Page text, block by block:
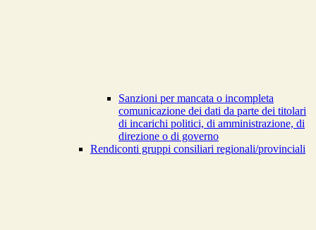
Sanzioni per mancata o incompleta
comunicazione dei dati da parte dei titolari
di incarichi politici, di amministrazione, di
direzione o di governo
Rendiconti gruppi consiliari regionali/provinciali